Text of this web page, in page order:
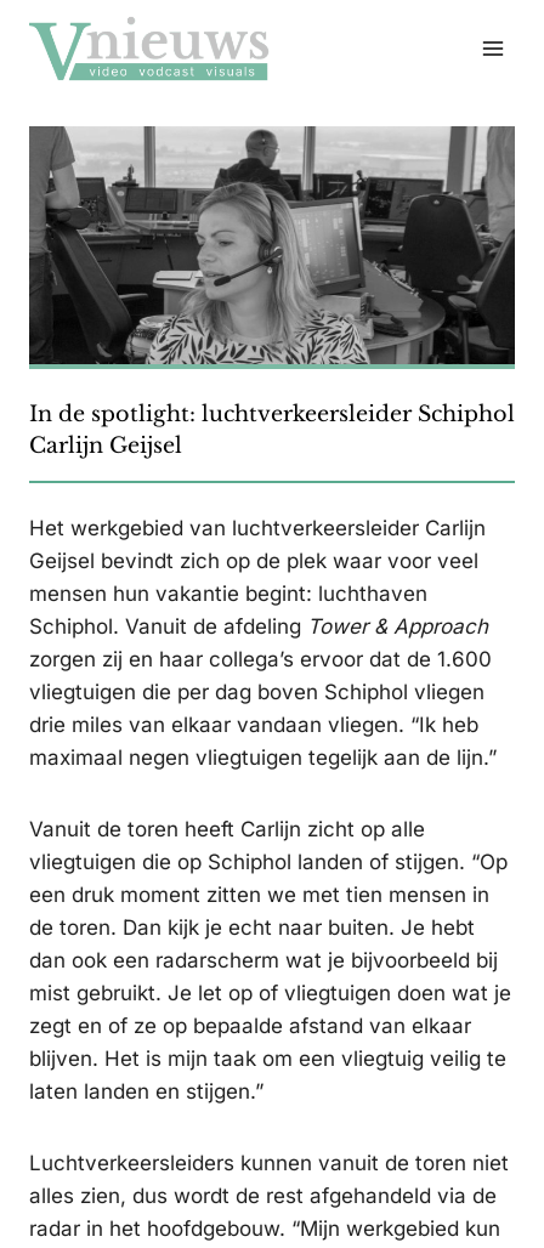
naar
inhoud
In de spotlight: luchtverkeersleider Schiphol
Carlijn Geijsel
Het werkgebied van luchtverkeersleider Carlijn
Geijsel bevindt zich op de plek waar voor veel
mensen hun vakantie begint: luchthaven
Schiphol. Vanuit de afdeling Tower & Approach
zorgen zij en haar collega’s ervoor dat de 1.600
vliegtuigen die per dag boven Schiphol vliegen
drie miles van elkaar vandaan vliegen. “Ik heb
maximaal negen vliegtuigen tegelijk aan de lijn.”
Vanuit de toren heeft Carlijn zicht op alle
vliegtuigen die op Schiphol landen of stijgen. “Op
een druk moment zitten we met tien mensen in
de toren. Dan kijk je echt naar buiten. Je hebt
dan ook een radarscherm wat je bijvoorbeeld bij
mist gebruikt. Je let op of vliegtuigen doen wat je
zegt en of ze op bepaalde afstand van elkaar
blijven. Het is mijn taak om een vliegtuig veilig te
laten landen en stijgen.”
Luchtverkeersleiders kunnen vanuit de toren niet
alles zien, dus wordt de rest afgehandeld via de
radar in het hoofdgebouw. “Mijn werkgebied kun